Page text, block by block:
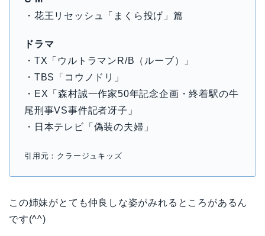
・花王リセッシュ「まくら投げ」篇
ドラマ
・TX「ウルトラマンR/B（ルーブ）」
・TBS「コウノドリ」
・EX「森村誠一作家50年記念企画・終着駅の牛
尾刑事VS事件記者冴子」
・日本テレビ「偽装の夫婦」
引用元：クラージュキッズ
この姉妹がとても仲良しな姿がみれるところがあるん
です(^^)